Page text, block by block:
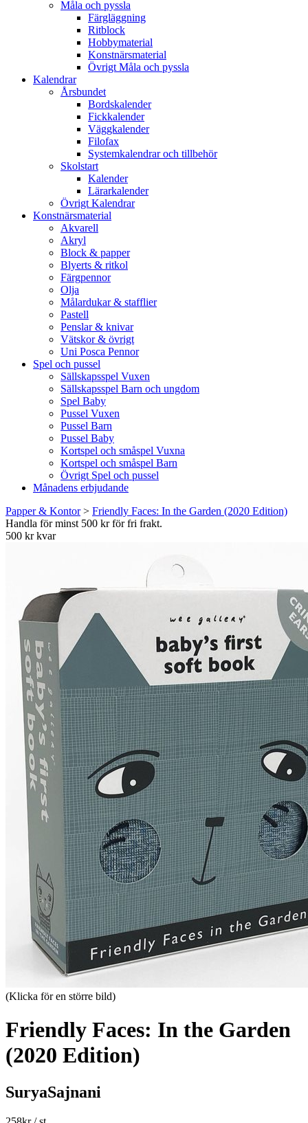
Måla och pyssla
Färgläggning
Ritblock
Hobbymaterial
Konstnärsmaterial
Övrigt Måla och pyssla
Kalendrar
Årsbundet
Bordskalender
Fickkalender
Väggkalender
Filofax
Systemkalendrar och tillbehör
Skolstart
Kalender
Lärarkalender
Övrigt Kalendrar
Konstnärsmaterial
Akvarell
Akryl
Block & papper
Blyerts & ritkol
Färgpennor
Olja
Målardukar & stafflier
Pastell
Penslar & knivar
Vätskor & övrigt
Uni Posca Pennor
Spel och pussel
Sällskapsspel Vuxen
Sällskapsspel Barn och ungdom
Spel Baby
Pussel Vuxen
Pussel Barn
Pussel Baby
Kortspel och småspel Vuxna
Kortspel och småspel Barn
Övrigt Spel och pussel
Månadens erbjudande
Papper & Kontor> Friendly Faces: In the Garden (2020 Edition)
Handla för minst 500 kr för fri frakt.
500 kr kvar
(Klicka för en större bild)
Friendly Faces: In the Garden
(2020 Edition)
SuryaSajnani